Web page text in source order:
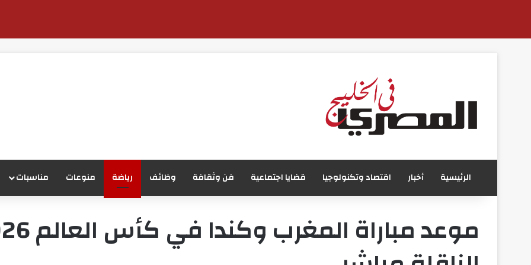
الرئيسية أخبار اقتصاد وتكنولوجيا قضايا اجتماعية فن وثقافة وظائف رياضة منوعات مناسبات